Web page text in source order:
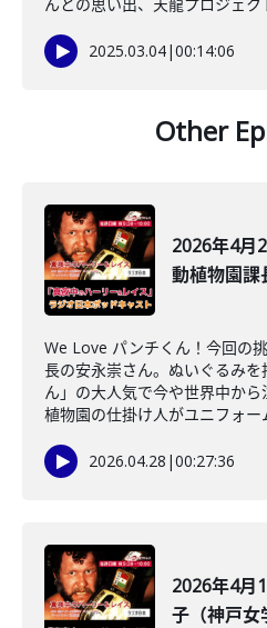
2025.03.04|00:14:06
Other
2026年4月
動植物園課
We Love パンチくん！今回の
長の安永崇さん。ぬいぐるみ
ん」の大人気で今や世界中か
植物園の仕掛け人がユニフォー
2026.04.28 |00:27:36
2026年4月
子（神戸女